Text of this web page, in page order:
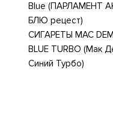
Blue (ПАРЛАМЕНТ
БЛЮ рецест)
СИГАРЕТЫ MAC DEMI
BLUE TURBO (Мак
Синий Турбо)